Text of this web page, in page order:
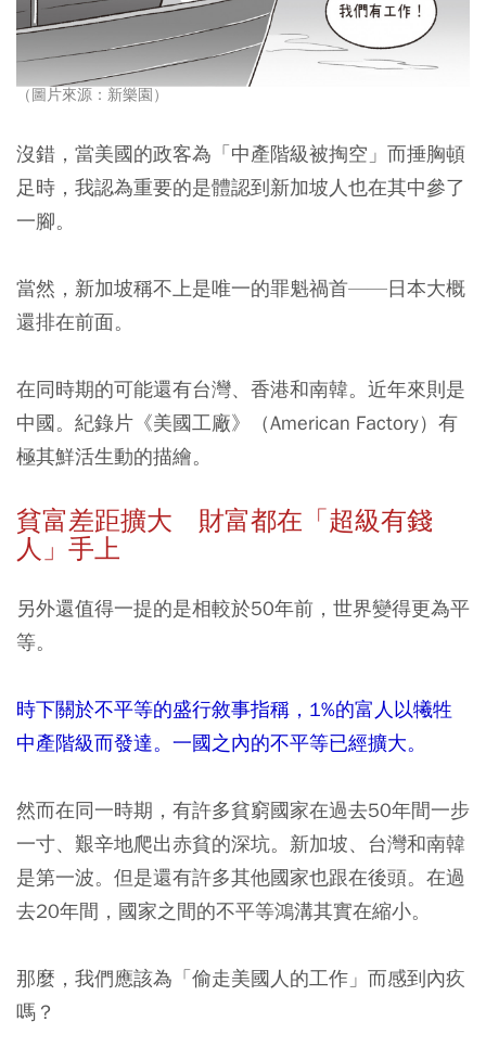
（圖片來源：新樂園）
沒錯，當美國的政客為「中產階級被掏空」而捶胸頓
足時，我認為重要的是體認到新加坡人也在其中參了
一腳。
當然，新加坡稱不上是唯一的罪魁禍首——日本大概
還排在前面。
在同時期的可能還有台灣、香港和南韓。近年來則是
中國。紀錄片《美國工廠》（American Factory）有
極其鮮活生動的描繪。
貧富差距擴大 財富都在「超級有錢
人」手上
另外還值得一提的是相較於50年前，世界變得更為平
等。
時下關於不平等的盛行敘事指稱，1%的富人以犧牲
中產階級而發達。一國之內的不平等已經擴大。
然而在同一時期，有許多貧窮國家在過去50年間一步
一寸、艱辛地爬出赤貧的深坑。新加坡、台灣和南韓
是第一波。但是還有許多其他國家也跟在後頭。在過
去20年間，國家之間的不平等鴻溝其實在縮小。
那麼，我們應該為「偷走美國人的工作」而感到內疚
嗎？